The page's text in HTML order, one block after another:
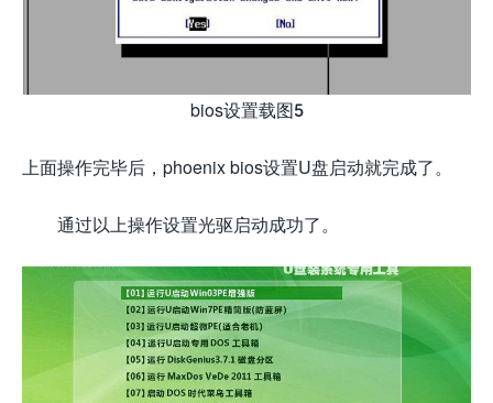
bios设置载图5
上面操作完毕后，phoenix bios设置U盘启动就完成了。
通过以上操作设置光驱启动成功了。